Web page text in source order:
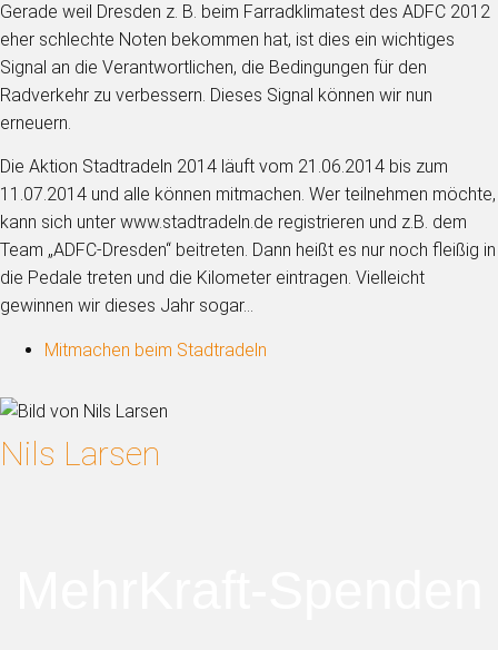
Gerade weil Dresden z. B. beim Farradklimatest des ADFC 2012
eher schlechte Noten bekommen hat, ist dies ein wichtiges
Signal an die Verantwortlichen, die Bedingungen für den
Radverkehr zu verbessern. Dieses Signal können wir nun
erneuern.
Die Aktion Stadtradeln 2014 läuft vom 21.06.2014 bis zum
11.07.2014 und alle können mitmachen. Wer teilnehmen möchte,
kann sich unter www.stadtradeln.de registrieren und z.B. dem
Team „ADFC-Dresden“ beitreten. Dann heißt es nur noch fleißig in
die Pedale treten und die Kilometer eintragen. Vielleicht
gewinnen wir dieses Jahr sogar…
Mitmachen beim Stadtradeln
Nils Larsen